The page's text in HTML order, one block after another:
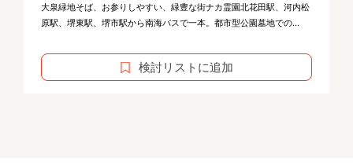
大泉緑地そば、お参りしやすい、緑豊な街ナカ霊園北花田駅、河内松
原駅、堺東駅、堺市駅から南海バスで一本。都市型公園墓地での...
検討リストに追加